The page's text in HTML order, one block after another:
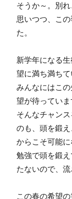
そうか～。別
思いつつ、こ
た。
新学年になる
望に満ち満ちて
みんなにはこ
望が待っていま
そんなチャン
のも、頭を鍛
からこそ可能に
勉強で頭を鍛
たないので、流
この春の希望